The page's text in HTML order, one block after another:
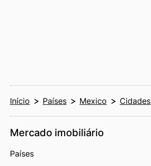
Início Países Mexico Cidades
Mercado imobiliário
Países